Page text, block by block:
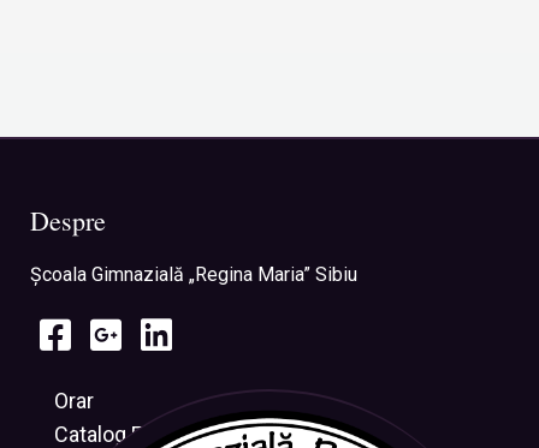
Despre
Şcoala Gimnazială „Regina Maria” Sibiu
Orar
Catalog Electronic